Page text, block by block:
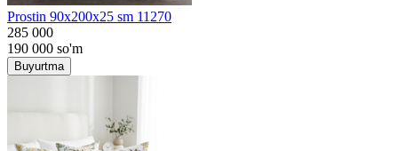
Prostin 90x200x25 sm 11270
285 000
190 000 so'm
Buyurtma